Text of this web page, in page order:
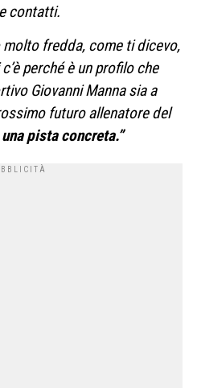
contatti.
molto fredda, come ti dicevo,
perché è un profilo che
Giovanni Manna sia a
futuro allenatore del
pista concreta.”